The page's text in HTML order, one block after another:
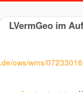
LVermGeo im
ows/wms/